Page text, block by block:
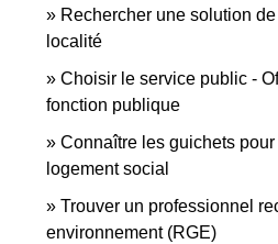
Rechercher une solution
localité
Choisir le service public -
fonction publique
Connaître les guichets
logement social
Trouver un professionnel
environnement (RGE)